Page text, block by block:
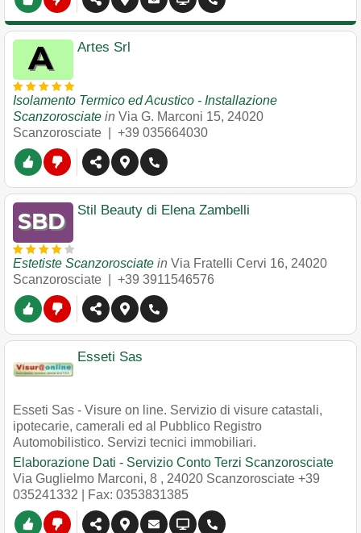
Artes Srl
Isolamento Termico ed Acustico - Installazione
Scanzorosciate in Via G. Marconi 15, 24020
Scanzorosciate
+39 035664030
Stil Beauty di Elena Zambelli
Estetiste Scanzorosciate in Via Fratelli Cervi 16, 24020
Scanzorosciate
+39 3911546576
Esseti Sas
Esseti Sas - Visure on line. Servizio di visure catastali,
ipotecarie, camerali ed al Pubblico Registro
Automobilistico. Servizi tecnici immobiliari.
Elaborazione Dati - Servizio Conto Terzi Scanzorosciate
Via Guglielmo Marconi, 8 , 24020 Scanzorosciate +39
035241332 | Fax: 0353831385